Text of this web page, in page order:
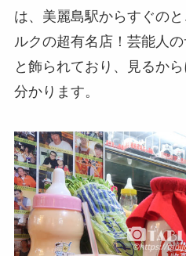
は、美麗島駅からすぐの
ルクの超有名店！芸能人
と飾られており、見るか
分かります。